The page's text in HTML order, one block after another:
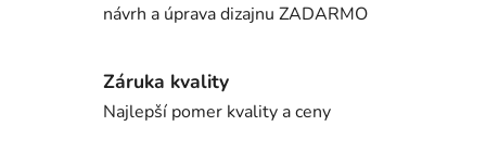
návrh a úprava dizajnu ZADARMO
Záruka kvality
Najlepší pomer kvality a ceny